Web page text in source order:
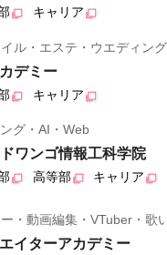
キャリア
ル・エステ・ウエディング
デミー
キャリア
グ・AI・Web
ワンゴ情報工科学院
高等部 キャリア
・動画編集・VTuber・歌
イターアカデミー